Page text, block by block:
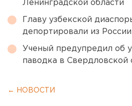
Ленинградской области
Главу узбекской
депортировали из России
Ученый предупредил об
паводка в Свердловской
← НОВОСТИ